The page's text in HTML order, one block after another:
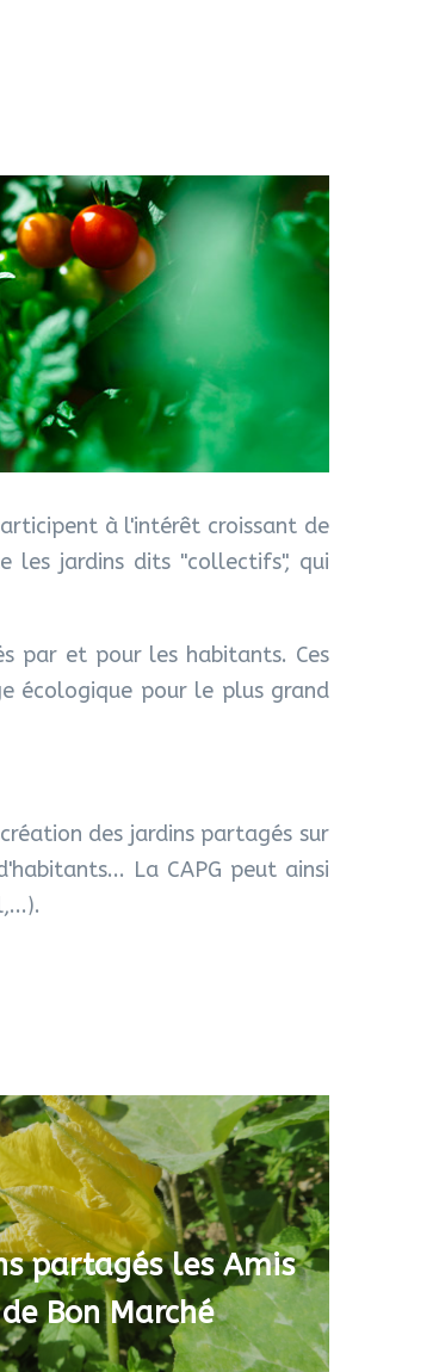
à l'intérêt croissant de
les jardins dits "collectifs", qui
par et pour les habitants. Ces
écologique pour le plus grand
des jardins partagés sur
La CAPG peut ainsi
partagés les Amis
de Bon Marché